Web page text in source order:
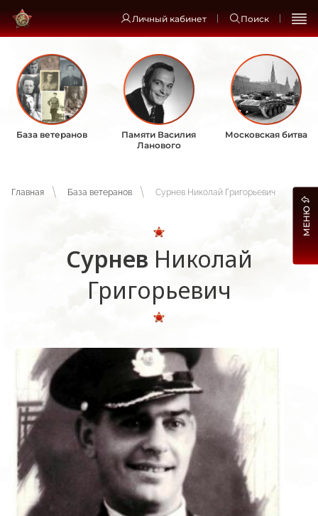
Личный кабинет Поиск
База ветеранов
Памяти Василия
Ланового
Московская битва
Главная База ветеранов Сурнев Николай Григорьевич
Сурнев Николай
Григорьевич
МЕНЮ